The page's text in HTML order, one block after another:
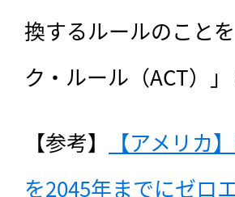
換するルールのこと
ク・ルール（ACT）
【参考】
【アメリカ
を2045年までにゼロ